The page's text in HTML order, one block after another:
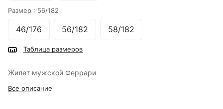
Размер : 56/182
46/176 56/182 58/182
Таблица размеров
Жилет мужской Феррари
Все описание